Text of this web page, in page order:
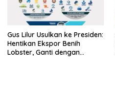
Gus Lilur Usulkan ke Presiden:
Hentikan Ekspor Benih
Lobster, Ganti dengan